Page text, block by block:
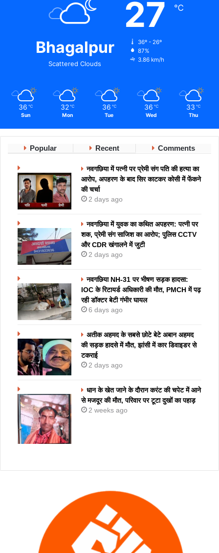
Bhagalpur
Scattered Clouds
27 ℃
36º - 26º
87%
3.86 km/h
36 ℃
Sun
32 ℃
Mon
36 ℃
Tue
36 ℃
Wed
33 ℃
Thu
Popular Recent Comments
नवगछिया में पत्नी पर प्रेमी संग पति की हत्या का
आरोप, अपहरण के बाद सिर काटकर कोसी में फेंकने
की चर्चा
2 days ago
नवगछिया में युवक का कथित अपहरण: पत्नी पर
शक, प्रेमी संग साजिश का आरोप; पुलिस CCTV
और CDR खंगालने में जुटी
2 days ago
नवगछिया NH-31 पर भीषण सड़क हादसा:
IOC के रिटायर्ड अधिकारी की मौत, PMCH में पढ़
रही डॉक्टर बेटी गंभीर घायल
6 days ago
अतीक अहमद के सबसे छोटे बेटे अबान अहमद
की सड़क हादसे में मौत, झांसी में कार डिवाइडर से
टकराई
2 days ago
धान के खेत जाने के दौरान करंट की चपेट में आने
से मजदूर की मौत, परिवार पर टूटा दुखों का पहाड़
2 weeks ago